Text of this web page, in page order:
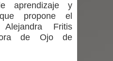
tecnología educativa
pantallas interactivas del
aprendizaje y
propone el
Fritis
de Ojo de